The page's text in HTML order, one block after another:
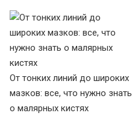
От тонких линий до широких
мазков: все, что нужно знать
о малярных кистях